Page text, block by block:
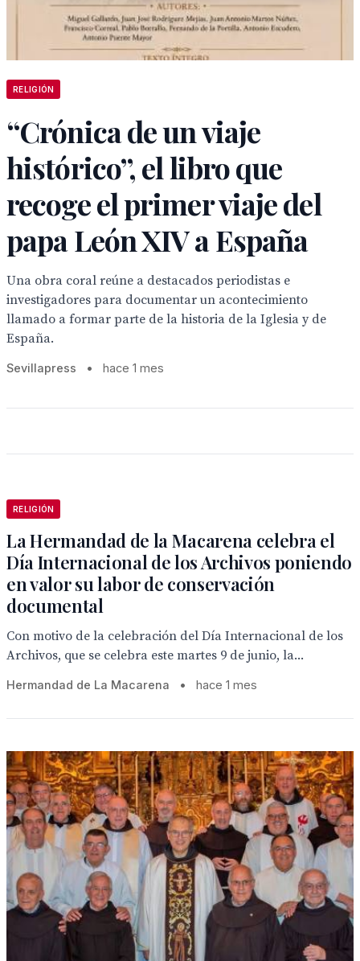
RELIGIÓN
“Crónica de un viaje
histórico”, el libro que
recoge el primer viaje del
papa León XIV a España
Una obra coral reúne a destacados periodistas e
investigadores para documentar un acontecimiento
llamado a formar parte de la historia de la Iglesia y de
España.
Sevillapress • hace 1 mes
RELIGIÓN
La Hermandad de la Macarena celebra el
Día Internacional de los Archivos poniendo
en valor su labor de conservación
documental
Con motivo de la celebración del Día Internacional de los
Archivos, que se celebra este martes 9 de junio, la...
Hermandad de La Macarena • hace 1 mes